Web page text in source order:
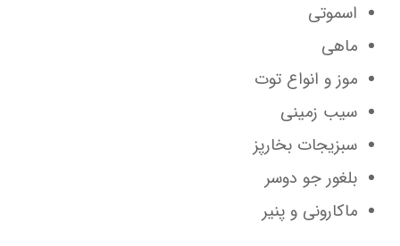
اسموتی
ماهی
موز و انواع توت
سیب زمینی
سبزیجات بخارپز
بلغور جو دوسر
ماکارونی و پنیر